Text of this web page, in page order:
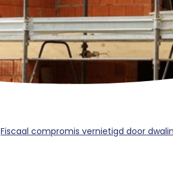
Fiscaal compromis vernietigd door